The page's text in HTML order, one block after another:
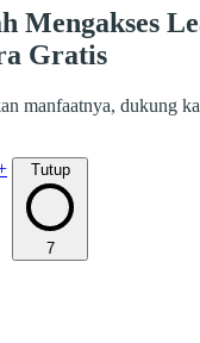
Mengakses
Gratis
manfaatnya, dukung
Tutup
7